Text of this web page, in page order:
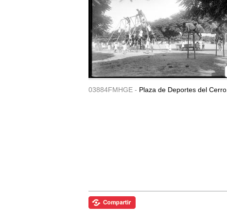
03884FMHGE - Plaza de Deportes del Cerro.